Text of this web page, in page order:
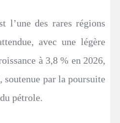
l’une des rares régions
avec une légère
à 3,8 % en 2026,
soutenue par la poursuite
pétrole.